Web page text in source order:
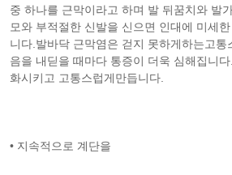
중 하나를 근막이라고 하며 발 뒤꿈치와 발
모와 부적절한 신발을 신으면 인대에 미세
니다.발바닥 근막염은 걷지 못하게하는고통
음을 내딛을 때마다 통증이 더욱 심해집니
화시키고 고통스럽게만듭니다.
• 지속적으로 계단을